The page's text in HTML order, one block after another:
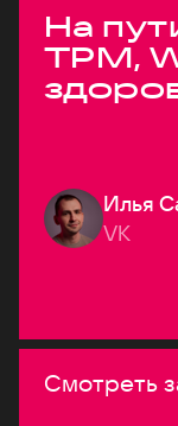
На
TPM,
Илья
VK
Смотреть